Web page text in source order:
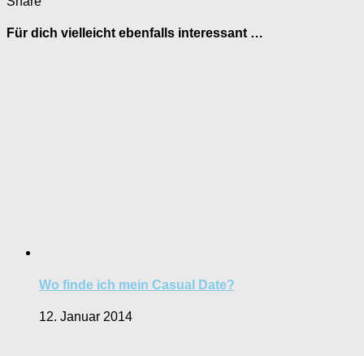
Für dich vielleicht ebenfalls interessant …
Wo finde ich mein Casual Date?
12. Januar 2014